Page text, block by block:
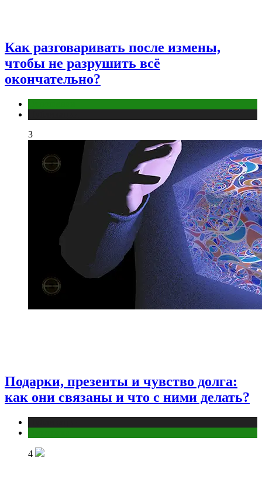
Как разговаривать после измены,
чтобы не разрушить всё
окончательно?
3
Подарки, презенты и чувство долга:
как они связаны и что с ними делать?
4